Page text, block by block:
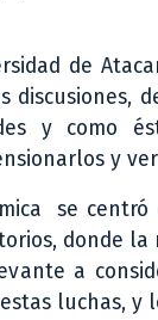
de
discusiones,
y como
y
se
donde la
a
luchas, y